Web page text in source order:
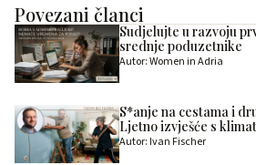
Povezani članci
Sudjelujte u razvoju
srednje poduzetnike
Autor: Women in Adria
S*anje na cestama i
Ljetno izvješće s
Autor: Ivan Fischer